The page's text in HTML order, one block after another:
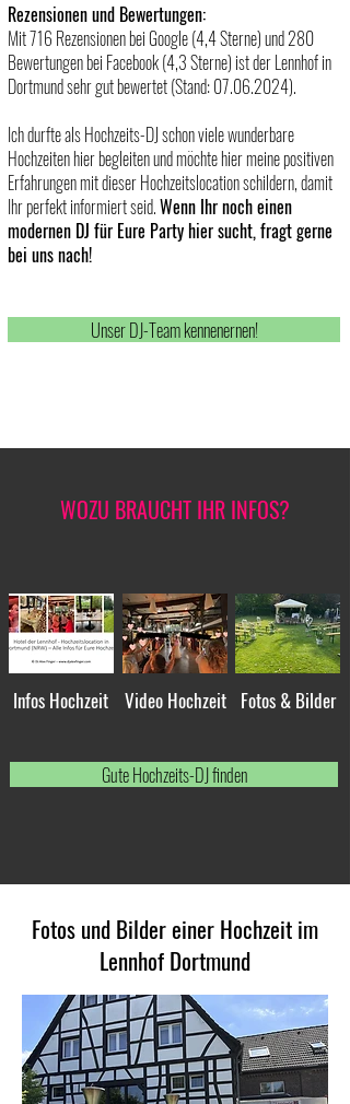
Rezensionen und Bewertungen:
Mit 716 Rezensionen bei Google (4,4 Sterne) und 280
Bewertungen bei Facebook (4,3 Sterne) ist der Lennhof in
Dortmund sehr gut bewertet (Stand:07.06.2024).
Ich durfte als Hochzeits-DJ schon viele wunderbare
Hochzeiten hier begleiten und möchte hier meine positiven
Erfahrungen mit dieser Hochzeitslocation schildern, damit
Ihr perfekt informiert seid.Wenn Ihr noch einen
modernen DJ für Eure Party hier sucht, fragt gerne
bei uns nach!
Unser DJ-Team kennenernen!
WOZU BRAUCHT IHR INFOS?
Infos Hochzeit Video Hochzeit Fotos & Bilder
Gute Hochzeits-DJ finden
Fotos und Bilder einer Hochzeit im
Lennhof Dortmund